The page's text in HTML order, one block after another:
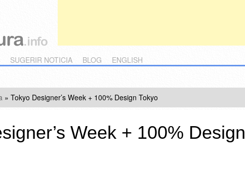
SUGERIR NOTICIA BLOG ENGLISH
» Tokyo Designer’s Week + 100% Design Tokyo
Week + 100% Design